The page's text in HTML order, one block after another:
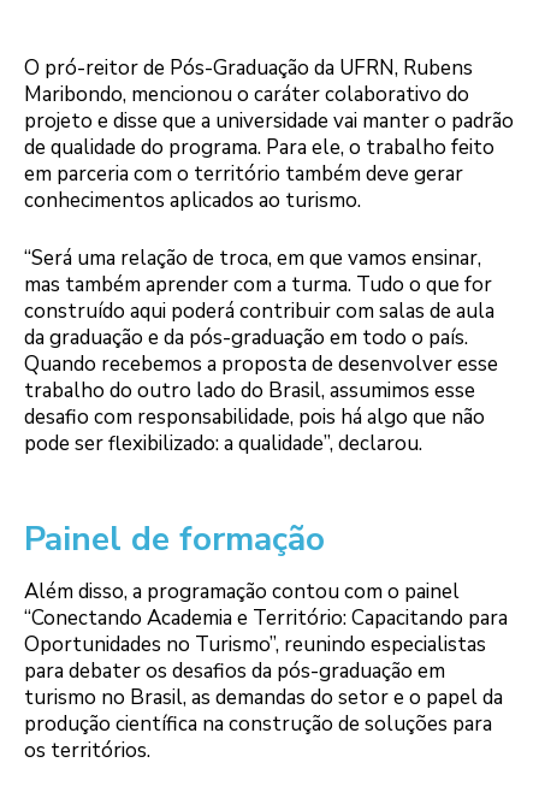
O pró-reitor de Pós-Graduação da UFRN, Rubens
Maribondo, mencionou o caráter colaborativo do
projeto e disse que a universidade vai manter o padrão
de qualidade do programa. Para ele, o trabalho feito
em parceria com o território também deve gerar
conhecimentos aplicados ao turismo.
“Será uma relação de troca, em que vamos ensinar,
mas também aprender com a turma. Tudo o que for
construído aqui poderá contribuir com salas de aula
da graduação e da pós-graduação em todo o país.
Quando recebemos a proposta de desenvolver esse
trabalho do outro lado do Brasil, assumimos esse
desafio com responsabilidade, pois há algo que não
pode ser flexibilizado: a qualidade”, declarou.
Painel de formação
Além disso, a programação contou com o painel
“Conectando Academia e Território: Capacitando para
Oportunidades no Turismo”, reunindo especialistas
para debater os desafios da pós-graduação em
turismo no Brasil, as demandas do setor e o papel da
produção científica na construção de soluções para
os territórios.